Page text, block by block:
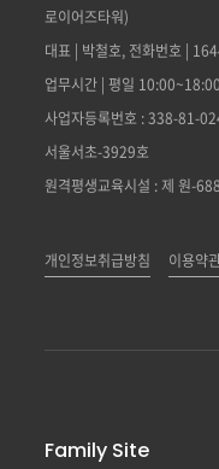
서비스 초기 화면에
②"회사"는 “약관
“정보통신망이용
“정보통신망법”)”
약관을 개정할 수
③"회사"가 약관을
개정사유를 명시하
공지합니다. 다만,
합니다.
의사표시가 표명된
처리결과 통보 등을
③ 재화 또는 서비
민원인의 신원 확인,
처리결과 통보 등을
④ 마케팅 및 광고에
신규 서비스(제품)
제공 및 광고 게재 ,
회원의 서비스 이용
개인정보 항목 : 주
로이어즈타워)
대표 | 박철호, 전화번호 |
업무시간 | 평일
사업자등록번호 : 338-81-
서울서초-3929호
원격평생교육시설 : 제 원-
개인정보취급방침 이용약
Family Site